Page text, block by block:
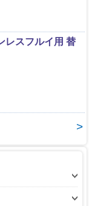
レスフルイ用 替
>